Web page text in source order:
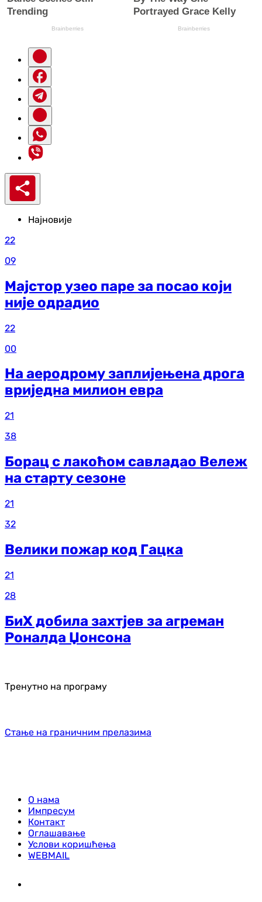
Најновије
22
09
Мајстор узео паре за посао који
није одрадио
22
00
На аеродрому заплијењена дрога
вриједна милион евра
21
38
Борац с лакоћом савладао Вележ
на старту сезоне
21
32
Велики пожар код Гацка
21
28
БиХ добила захтјев за агреман
Роналда Џонсона
Тренутно на програму
Стање на граничним прелазима
О нама
Импресум
Контакт
Оглашавање
Услови коришћења
WEBMAIL